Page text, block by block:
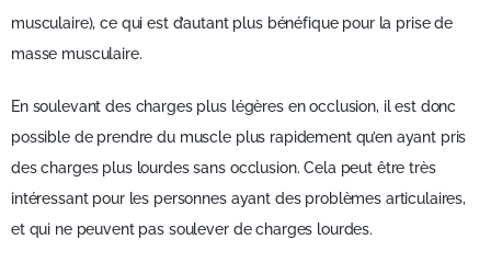
musculaire), ce qui est d’autant plus bénéfique pour la prise de
masse musculaire.
En soulevant des charges plus légères en occlusion, il est donc
possible de prendre du muscle plus rapidement qu’en ayant pris
des charges plus lourdes sans occlusion. Cela peut être très
intéressant pour les personnes ayant des problèmes articulaires,
et qui ne peuvent pas soulever de charges lourdes.